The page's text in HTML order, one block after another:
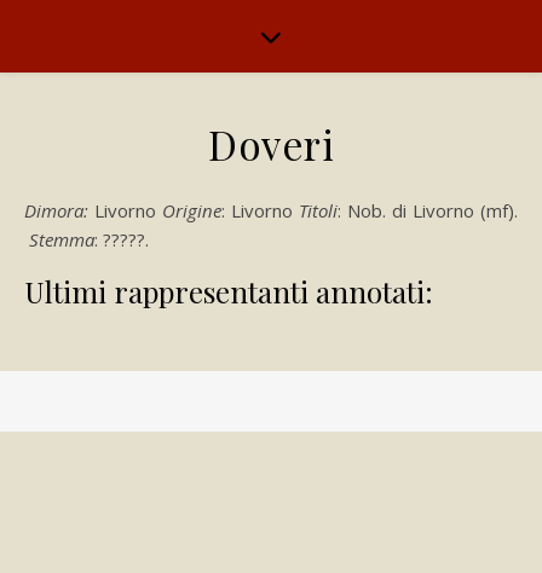
Doveri
Dimora: Livorno Origine: Livorno Titoli: Nob. di Livorno (mf).
Stemma: ?????.
Ultimi rappresentanti annotati: